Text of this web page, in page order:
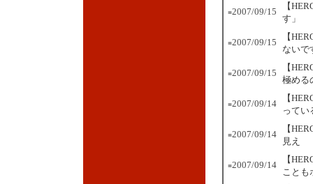
■2007/09/15
【
す」
■2007/09/15
【
ないで
■2007/09/15
【
極める
■2007/09/14
【
ってい
■2007/09/14
【
見え
■2007/09/14
【
ことも